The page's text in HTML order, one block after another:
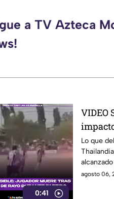
a TV Azteca
0:41
VIDEO
Lo que
agosto 06,